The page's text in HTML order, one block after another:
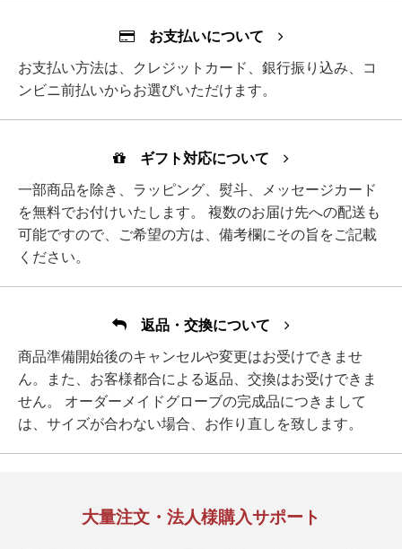
お支払いについて
お支払い方法は、クレジットカード、銀行振り込み、コ
ンビニ前払いからお選びいただけます。
ギフト対応について
一部商品を除き、ラッピング、熨斗、メッセージカード
を無料でお付けいたします。 複数のお届け先への配送も
可能ですので、ご希望の方は、備考欄にその旨をご記載
ください。
返品・交換について
商品準備開始後のキャンセルや変更はお受けできませ
ん。また、お客様都合による返品、交換はお受けできま
せん。 オーダーメイドグローブの完成品につきまして
は、サイズが合わない場合、お作り直しを致します。
大量注文・法人様購入サポート